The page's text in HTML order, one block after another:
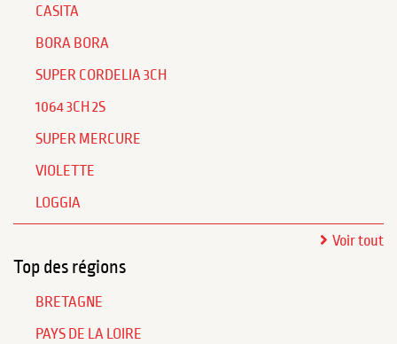
CASITA
BORA BORA
SUPER CORDELIA 3CH
1064 3CH 2S
SUPER MERCURE
VIOLETTE
LOGGIA
Voir tout
Top des régions
BRETAGNE
PAYS DE LA LOIRE